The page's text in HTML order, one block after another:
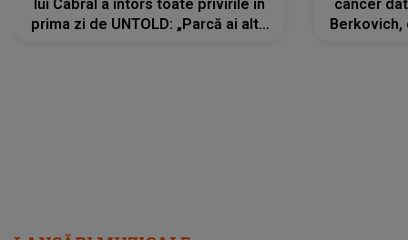
lui Cabral a întors toate privirile în
prima zi de UNTOLD: „Parcă ai altă
cancer
Berkovich,